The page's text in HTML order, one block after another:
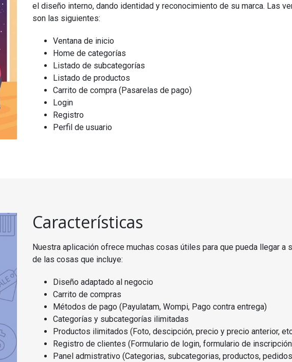
el diseño interno, dando identidad y reconocimiento de su marca. Las
son las siguientes:
Ventana de inicio
Home de categorías
Listado de subcategorías
Listado de productos
Carrito de compra (Pasarelas de pago)
Login
Registro
Perfil de usuario
Características
Nuestra aplicación ofrece muchas cosas útiles para que pueda llegar a
de las cosas que incluye:
Diseño adaptado al negocio
Carrito de compras
Métodos de pago (Payulatam, Wompi, Pago contra entrega)
Categorías y subcategorías ilimitadas
Productos ilimitados (Foto, descipción, precio y precio anterior,
Registro de clientes (Formulario de login, formulario de
Panel admistrativo (Categorias, subcategorias, productos,